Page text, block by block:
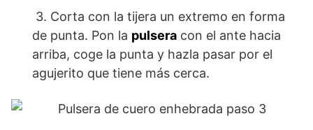
3. Corta con la tijera un extremo en forma
de punta. Pon la pulsera con el ante hacia
arriba, coge la punta y hazla pasar por el
agujerito que tiene más cerca.